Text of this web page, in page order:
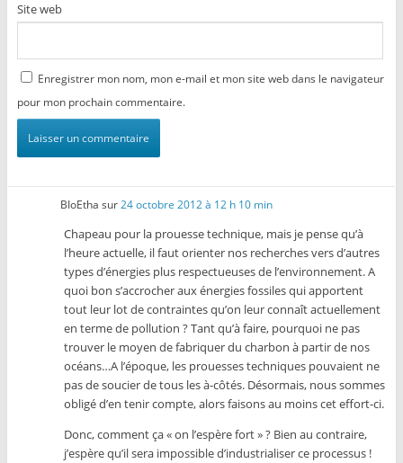
Site web
Enregistrer mon nom, mon e-mail et mon site web dans le navigateur
pour mon prochain commentaire.
BIoEtha sur24 octobre 2012 à 12 h 10 min
Chapeau pour la prouesse technique, mais je pense qu’à
l’heure actuelle, il faut orienter nos recherches vers d’autres
types d’énergies plus respectueuses de l’environnement. A
quoi bon s’accrocher aux énergies fossiles qui apportent
tout leur lot de contraintes qu’on leur connaît actuellement
en terme de pollution ? Tant qu’à faire, pourquoi ne pas
trouver le moyen de fabriquer du charbon à partir de nos
océans…A l’époque, les prouesses techniques pouvaient ne
pas de soucier de tous les à-côtés. Désormais, nous sommes
obligé d’en tenir compte, alors faisons au moins cet effort-ci.
Donc, comment ça « on l’espère fort » ? Bien au contraire,
j’espère qu’il sera impossible d’industrialiser ce processus !